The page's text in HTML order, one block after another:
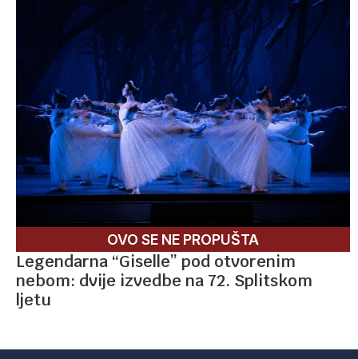
OVO SE NE PROPUŠTA
Legendarna “Giselle” pod otvorenim
nebom: dvije izvedbe na 72. Splitskom
ljetu